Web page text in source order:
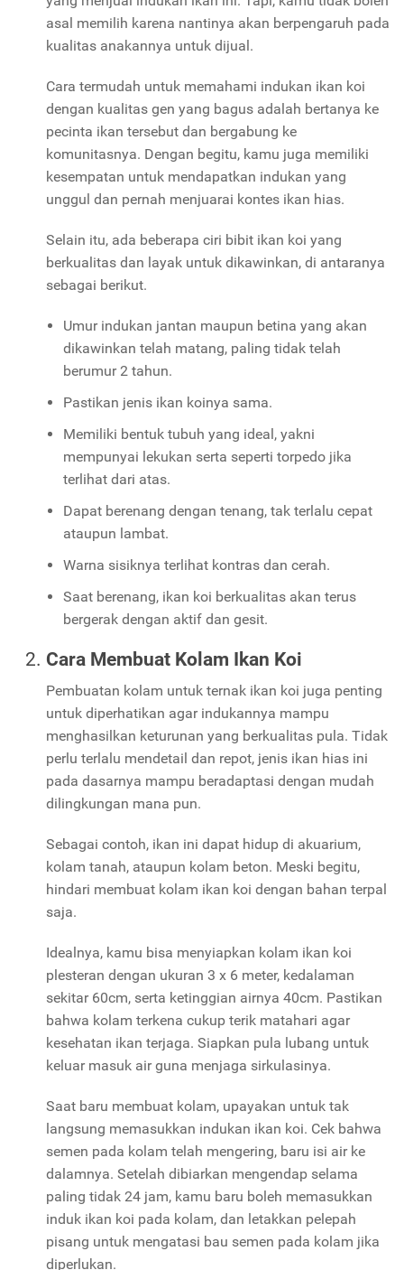
asal memilih karena nantinya akan berpengaruh pada
kualitas anakannya untuk dijual.
Cara termudah untuk memahami indukan ikan koi
dengan kualitas gen yang bagus adalah bertanya ke
pecinta ikan tersebut dan bergabung ke
komunitasnya. Dengan begitu, kamu juga memiliki
kesempatan untuk mendapatkan indukan yang
unggul dan pernah menjuarai kontes ikan hias.
Selain itu, ada beberapa ciri bibit ikan koi yang
berkualitas dan layak untuk dikawinkan, di antaranya
sebagai berikut.
Umur indukan jantan maupun betina yang akan
dikawinkan telah matang, paling tidak telah
berumur 2 tahun.
Pastikan jenis ikan koinya sama.
Memiliki bentuk tubuh yang ideal, yakni
mempunyai lekukan serta seperti torpedo jika
terlihat dari atas.
Dapat berenang dengan tenang, tak terlalu cepat
ataupun lambat.
Warna sisiknya terlihat kontras dan cerah.
Saat berenang, ikan koi berkualitas akan terus
bergerak dengan aktif dan gesit.
Cara Membuat Kolam Ikan Koi
Pembuatan kolam untuk ternak ikan koi juga penting
untuk diperhatikan agar indukannya mampu
menghasilkan keturunan yang berkualitas pula. Tidak
perlu terlalu mendetail dan repot, jenis ikan hias ini
pada dasarnya mampu beradaptasi dengan mudah
dilingkungan mana pun.
Sebagai contoh, ikan ini dapat hidup di akuarium,
kolam tanah, ataupun kolam beton. Meski begitu,
hindari membuat kolam ikan koi dengan bahan terpal
saja.
Idealnya, kamu bisa menyiapkan kolam ikan koi
plesteran dengan ukuran 3 x 6 meter, kedalaman
sekitar 60cm, serta ketinggian airnya 40cm. Pastikan
bahwa kolam terkena cukup terik matahari agar
kesehatan ikan terjaga. Siapkan pula lubang untuk
keluar masuk air guna menjaga sirkulasinya.
Saat baru membuat kolam, upayakan untuk tak
langsung memasukkan indukan ikan koi. Cek bahwa
semen pada kolam telah mengering, baru isi air ke
dalamnya. Setelah dibiarkan mengendap selama
paling tidak 24 jam, kamu baru boleh memasukkan
induk ikan koi pada kolam, dan letakkan pelepah
pisang untuk mengatasi bau semen pada kolam jika
diperlukan.